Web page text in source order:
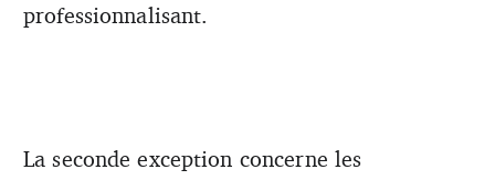
professionnalisant.
La seconde exception concerne les